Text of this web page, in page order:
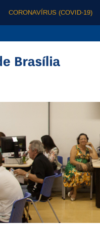
CORONAVÍRUS (COVID-19)